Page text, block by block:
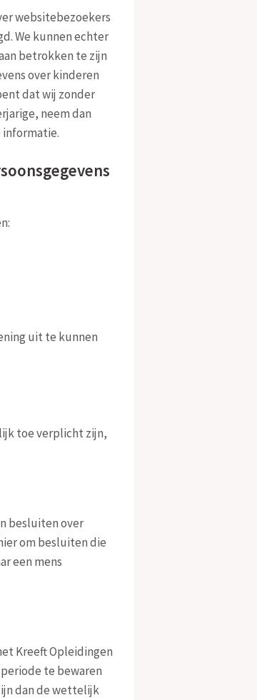
websitebezoekers
We kunnen echter
betrokken te zijn
over kinderen
dat wij zonder
neem dan
informatie.
uit te kunnen
toe verplicht zijn,
besluiten over
om besluiten die
een mens
Kreeft Opleidingen
te bewaren
dan de wettelijk